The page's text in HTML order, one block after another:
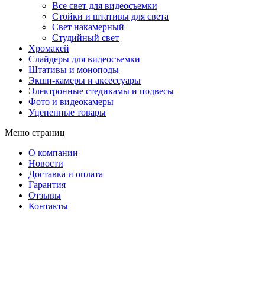
Все свет для видеосъемки
Стойки и штативы для света
Свет накамерный
Студийный свет
Хромакей
Слайдеры для видеосъемки
Штативы и моноподы
Экшн-камеры и аксессуары
Электронные стедикамы и подвесы
Фото и видеокамеры
Уцененные товары
Меню страниц
О компании
Новости
Доставка и оплата
Гарантия
Отзывы
Контакты